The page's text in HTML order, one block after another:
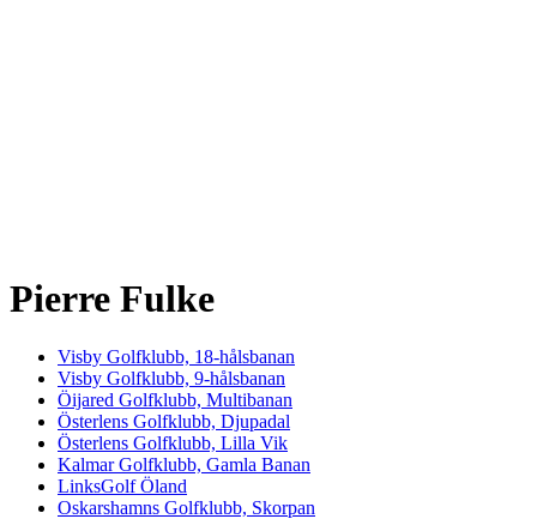
Pierre Fulke
Visby Golfklubb, 18-hålsbanan
Visby Golfklubb, 9-hålsbanan
Öijared Golfklubb, Multibanan
Österlens Golfklubb, Djupadal
Österlens Golfklubb, Lilla Vik
Kalmar Golfklubb, Gamla Banan
LinksGolf Öland
Oskarshamns Golfklubb, Skorpan